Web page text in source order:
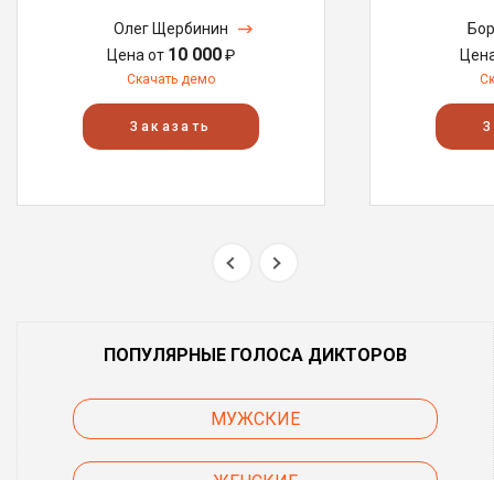
Олег Щербинин
Цена от 10 000₽
Скачать демо
Заказать
ПОПУЛЯРНЫЕ ГОЛОСА ДИКТОРОВ
МУЖСКИЕ